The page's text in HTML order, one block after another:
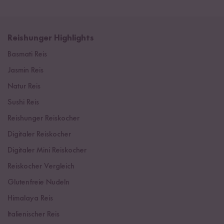
Reishunger Highlights
Basmati Reis
Jasmin Reis
Natur Reis
Sushi Reis
Reishunger Reiskocher
Digitaler Reiskocher
Digitaler Mini Reiskocher
Reiskocher Vergleich
Glutenfreie Nudeln
Himalaya Reis
Italienischer Reis